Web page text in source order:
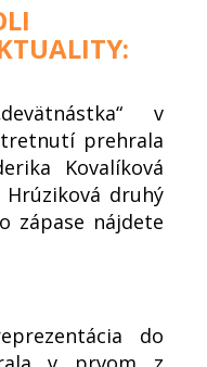
v
prehrala
Kovalíková
druhý
zápase nájdete
do